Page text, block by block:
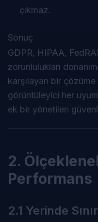
çıkmaz.
Sonuç
GDPR, HIPAA,
zorunlulukları
karşılayan bir
görüntüleyici her
ek bir yönetilen
2.
Performans
2.1 Yerinde